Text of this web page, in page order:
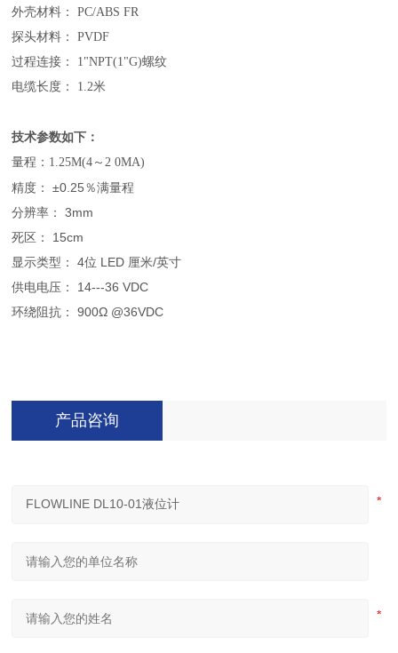
外壳材料： PC/ABS FR
探头材料： PVDF
过程连接： 1"NPT(1"G)螺纹
电缆长度： 1.2米
技术参数如下：
量程： 1.25M(4～2 0MA)
精度： ±0.25％满量程
分辨率： 3mm
死区： 15cm
显示类型： 4位 LED 厘米/英寸
供电电压： 14---36 VDC
环绕阻抗： 900Ω @36VDC
产品咨询